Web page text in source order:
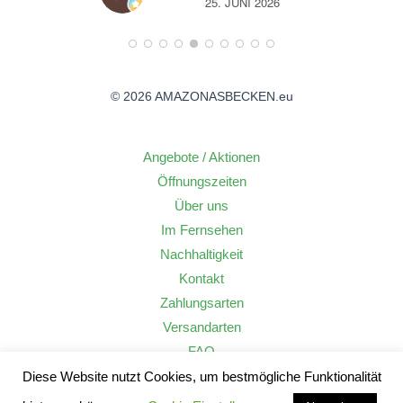
© 2026 AMAZONASBECKEN.eu
Angebote / Aktionen
Öffnungszeiten
Über uns
Im Fernsehen
Nachhaltigkeit
Kontakt
Zahlungsarten
Versandarten
FAQ
Widerrufsrecht
AGB
Diese Website nutzt Cookies, um bestmögliche Funktionalität